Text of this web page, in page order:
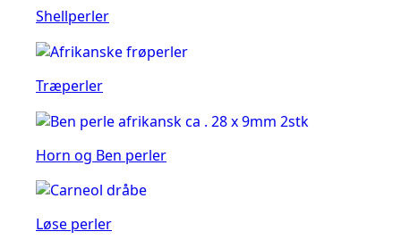
Shellperler
Træperler
Horn og Ben perler
Løse perler